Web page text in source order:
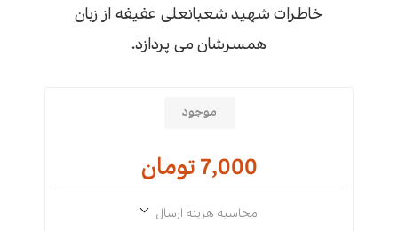
خاطرات شهید شعبانعلی عفیفه از زبان
همسرشان می پردازد.
موجود
7,000 تومان
محاسبه هزینه ارسال